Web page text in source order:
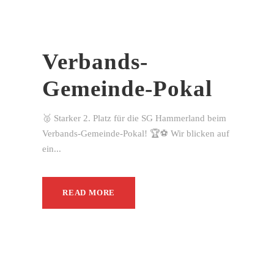
Verbands-
Gemeinde-Pokal
🥈 Starker 2. Platz für die SG Hammerland beim
Verbands-Gemeinde-Pokal! 🏆⚽ Wir blicken auf
ein...
READ MORE